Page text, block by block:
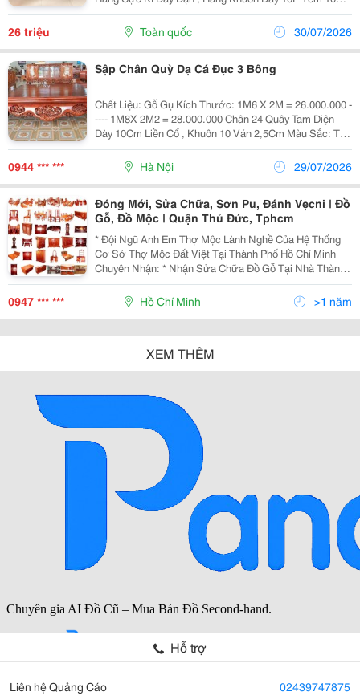
Cổ Liền Giá Bán Đã Bao Gồm Sơn Pu Hoặc Đánh Vecni
Đẹp Đẽ ! ~~~ ≫≫≫ Lợi Ích Khi Mua...
26 triệu Toàn quốc 30/07/2026
Sập Chân Quỳ Dạ Cá Đục 3 Bông
Chất Liệu: Gỗ Gụ Kích Thước: 1M6 X 2M = 26.000.000 -
---- 1M8X 2M2 = 28.000.000 Chân 24 Quây Tam Diện
Dày 10Cm Liền Cổ , Khuôn 10 Ván 2,5Cm Màu Sắc: Tùy
Chọn Sản Phẩm Bền Đẹp Trên 30 Năm Đảm Bảo Đúng
100% Chất Lượng Gỗ Sản Phẩm Không Dập,
0944 *** *** Hà Nội 29/07/2026
Đóng Mới, Sửa Chữa, Sơn Pu, Đánh Vẹcni | Đồ
Gỗ, Đồ Mộc | Quận Thủ Đức, Tphcm
* Đội Ngũ Anh Em Thợ Mộc Lành Nghề Của Hệ Thống
Cơ Sở Thợ Mộc Đất Việt Tại Thành Phố Hồ Chí Minh
Chuyên Nhận: * Nhận Sửa Chữa Đồ Gỗ Tại Nhà Thành
Phố Hồ Chí Minh - Sửa Chữa Cửa Sổ, Cửa Thông
Phòng, Cửa Đi Bị Sập Xệ Khó Đóng Hư Hỏng Cong
Vênh. - Sử
0947 *** *** Hồ Chí Minh >1 năm
XEM THÊM
Hỗ trợ
Liên hệ Quảng Cáo 02439747875